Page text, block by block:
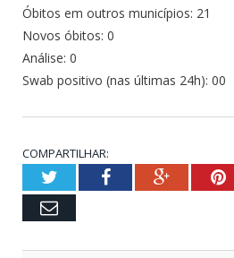
Óbitos em outros municípios: 21
Novos óbitos: 0
Análise: 0
Swab positivo (nas últimas 24h): 00
COMPARTILHAR:
TwitterFacebook
Email